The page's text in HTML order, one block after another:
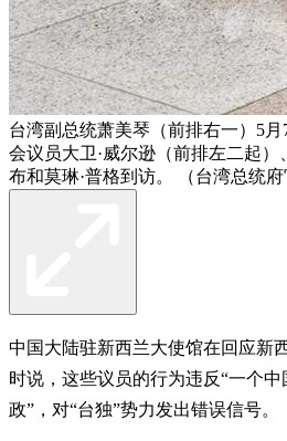
台湾副总统萧美琴（前排右一）5
会议员大卫·威尔逊（前排左二起）
布和莫琳·普格到访。 （台湾总统府
中国大陆驻新西兰大使馆在回应新
时说，这些议员的行为违反“一个中
政”，对“台独”势力发出错误信号。